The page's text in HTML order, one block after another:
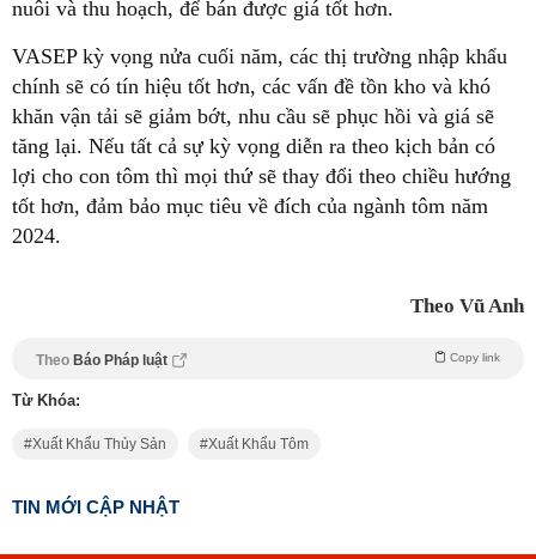
nuôi và thu hoạch, để bán được giá tốt hơn.
VASEP kỳ vọng nửa cuối năm, các thị trường nhập khẩu
chính sẽ có tín hiệu tốt hơn, các vấn đề tồn kho và khó
khăn vận tải sẽ giảm bớt, nhu cầu sẽ phục hồi và giá sẽ
tăng lại. Nếu tất cả sự kỳ vọng diễn ra theo kịch bản có
lợi cho con tôm thì mọi thứ sẽ thay đổi theo chiều hướng
tốt hơn, đảm bảo mục tiêu về đích của ngành tôm năm
2024.
Theo Vũ Anh
Theo Báo Pháp luật Copy link
Từ Khóa:
Xuất Khẩu Thủy Sản Xuất Khẩu Tôm
TIN MỚI CẬP NHẬT